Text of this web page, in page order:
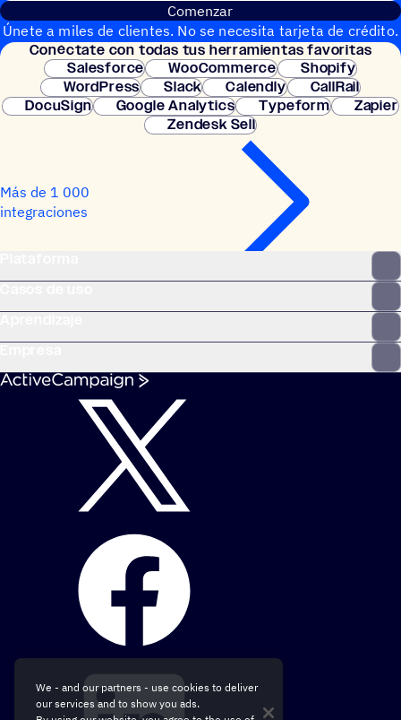
Comenzar
Únete a miles de clientes. No se necesita tarjeta de crédito.
Configuración instantánea.
Conéc­tate con todas tus herramientas favoritas
Salesforce
WooCommerce
Shopify
WordPress
Slack Calendly
CallRail
DocuSign
Google Analytics Typeform
Zapier
Zendesk Sell
Más de 1 000
integraciones
We - and our partners - use cookies to deliver
our services and to show you ads.